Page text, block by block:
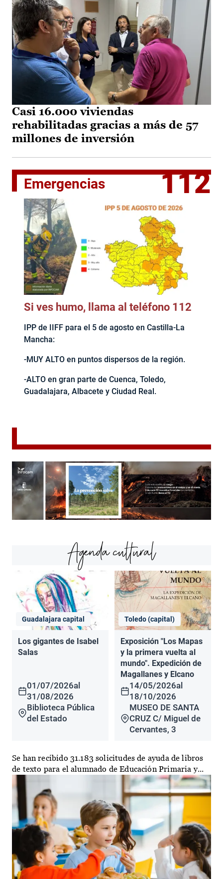
Casi 16.000 viviendas
rehabilitadas gracias a más de 57
millones de inversión
Emergencias 112
Si ves humo, llama al teléfono 112
IPP de IIFF para el 5 de agosto en Castilla-La
Mancha:
-MUY ALTO en puntos dispersos de la región.
-ALTO en gran parte de Cuenca, Toledo,
Guadalajara, Albacete y Ciudad Real.
Agenda cultural
Guadalajara capital
Los gigantes de Isabel
Salas
01/07/2026al
31/08/2026
Biblioteca Pública
del Estado
Toledo (capital)
Exposición "Los Mapas
y la primera vuelta al
mundo". Expedición de
Magallanes y Elcano
14/05/2026al
18/10/2026
MUSEO DE SANTA
CRUZ C/ Miguel de
Cervantes, 3
Se han recibido 31.183 solicitudes de ayuda de libros
de texto para el alumnado de Educación Primaria y...